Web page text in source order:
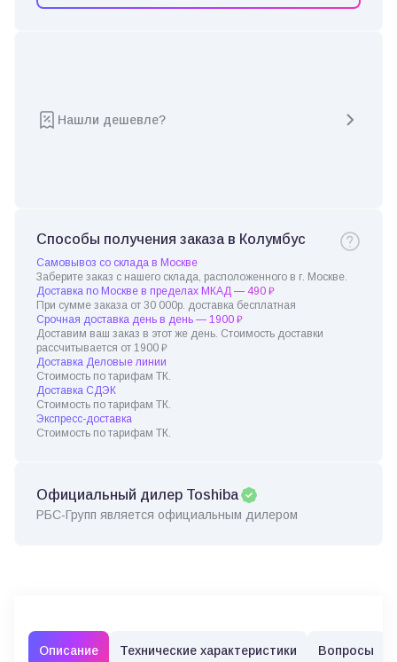
Нашли дешевле?
Способы получения заказа в Колумбус
Самовывоз со склада в Москве
Заберите заказ с нашего склада, расположенного в г. Москве.
Доставка по Москве в пределах МКАД — 490 ₽
При сумме заказа от 30 000р. доставка бесплатная
Срочная доставка день в день — 1900 ₽
Доставим ваш заказ в этот же день. Стоимость доставки
рассчитывается от 1900 ₽
Доставка Деловые линии
Стоимость по тарифам ТК.
Доставка СДЭК
Стоимость по тарифам ТК.
Экспресс-доставка
Стоимость по тарифам ТК.
Официальный дилер Toshiba
РБС-Групп является официальным дилером
Описание Технические характеристики Вопросы